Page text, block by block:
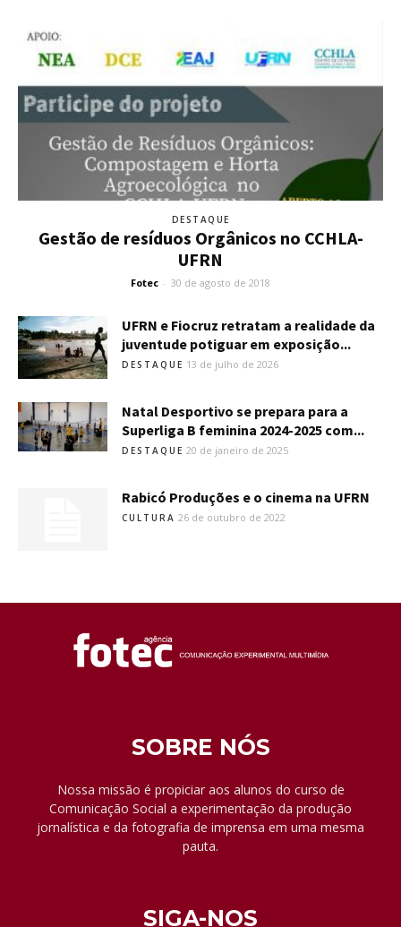
DESTAQUE
Gestão de resíduos Orgânicos no CCHLA-
UFRN
Fotec - 30 de agosto de 2018
UFRN e Fiocruz retratam a realidade da
juventude potiguar em exposição...
DESTAQUE 13 de julho de 2026
Natal Desportivo se prepara para a
Superliga B feminina 2024-2025 com...
DESTAQUE 20 de janeiro de 2025
Rabicó Produções e o cinema na UFRN
CULTURA 26 de outubro de 2022
SOBRE NÓS
Nossa missão é propiciar aos alunos do curso de
Comunicação Social a experimentação da produção
jornalística e da fotografia de imprensa em uma mesma
pauta.
SIGA-NOS